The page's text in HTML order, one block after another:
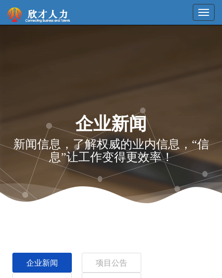
企业新闻
新闻信息，了解权威的业内信息，“信
息”让工作变得更效率！
企业新闻 项目公告